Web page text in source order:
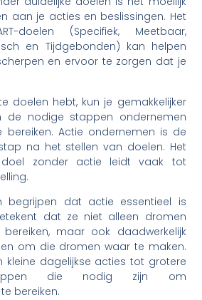
aan je acties en beslissingen. Het
doelen (Specifiek, Meetbaar,
en Tijdgebonden) kan helpen
en ervoor te zorgen dat je
doelen hebt, kun je gemakkelijker
de nodige stappen ondernemen
Actie ondernemen is de
na het stellen van doelen. Het
zonder actie leidt vaak tot
begrijpen dat actie essentieel is
dat ze niet alleen dromen
maar ook daadwerkelijk
om die dromen waar te maken.
kleine dagelijkse acties tot grotere
die nodig zijn om
bereiken.